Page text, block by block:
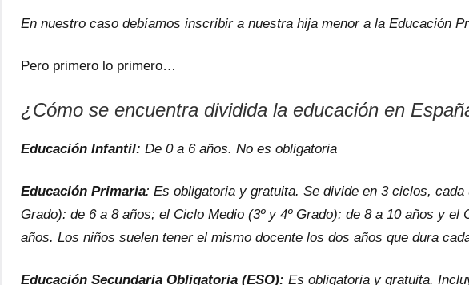
En nuestro caso debíamos inscribir a nuestra hija menor a la Educación
Pero primero lo primero…
¿Cómo se encuentra dividida la educación en
Educación Infantil: De 0 a 6 años. No es obligatoria
Educación Primaria: Es obligatoria y gratuita. Se divide en 3 ciclos,
Grado): de 6 a 8 años; el Ciclo Medio (3º y 4º Grado): de 8 a 10 años y el
años. Los niños suelen tener el mismo docente los dos años que dura
Educación Secundaria Obligatoria (ESO): Es obligatoria y gratuita.